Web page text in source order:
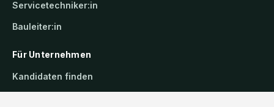
Servicetechniker:in
Bauleiter:in
Für Unternehmen
Kandidaten finden